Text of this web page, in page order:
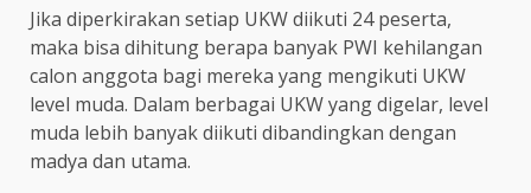
Jika diperkirakan setiap UKW diikuti 24 peserta,
maka bisa dihitung berapa banyak PWI kehilangan
calon anggota bagi mereka yang mengikuti UKW
level muda. Dalam berbagai UKW yang digelar, level
muda lebih banyak diikuti dibandingkan dengan
madya dan utama.